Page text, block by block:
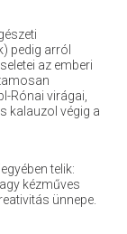
pedig arról
az emberi
Rónai virágai,
kalauzol végig a
telik:
kézműves
ünnepe.